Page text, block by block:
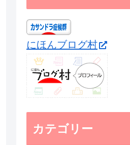
にほんブログ村
カテゴリー